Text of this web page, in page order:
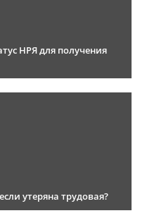
НРЯ для получения
утеряна трудовая?